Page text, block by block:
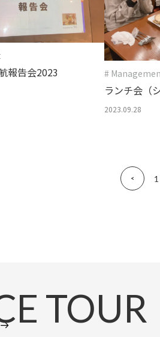
報告会2023 #
ランチ会（
の効果とは？
2023.09.28
« 1
TOUR